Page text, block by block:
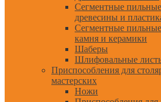
Сегментные
древесины и
Сегментные
камня и керамики
Шаберы
Шлифовальные
Приспособления для
мастерских
Ножи